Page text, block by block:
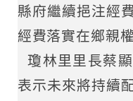
縣府繼續挹注經
經費落實在鄉親
瓊林里里長蔡
表示未來將持續